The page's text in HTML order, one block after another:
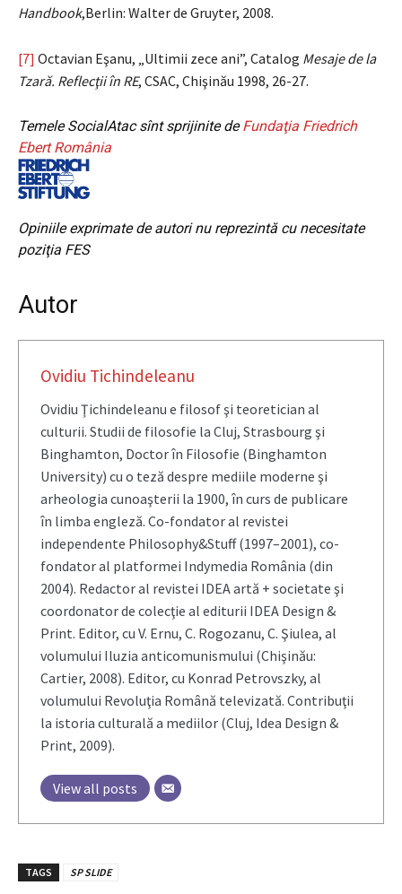
Handbook,Berlin: Walter de Gruyter, 2008.
[7] Octavian Eşanu, „Ultimii zece ani”, Catalog Mesaje de la
Tzară. Reflecţii în RE, CSAC, Chişinău 1998, 26-27.
Temele SocialAtac sînt sprijinite deFundaţia Friedrich
Ebert România
Opiniile exprimate de autori nu reprezintă cu necesitate
poziţia FES
Autor
Ovidiu Tichindeleanu
Ovidiu Ţichindeleanu e filosof şi teoretician al
culturii. Studii de filosofie la Cluj, Strasbourg şi
Binghamton, Doctor în Filosofie (Binghamton
University) cu o teză despre mediile moderne şi
arheologia cunoaşterii la 1900, în curs de publicare
în limba engleză. Co-fondator al revistei
independente Philosophy&Stuff (1997–2001), co-
fondator al platformei Indymedia România (din
2004). Redactor al revistei IDEA artă + societate şi
coordonator de colecţie al editurii IDEA Design &
Print. Editor, cu V. Ernu, C. Rogozanu, C. Şiulea, al
volumului Iluzia anticomunismului (Chişinău:
Cartier, 2008). Editor, cu Konrad Petrovszky, al
volumului Revoluţia Română televizată. Contribuţii
la istoria culturală a mediilor (Cluj, Idea Design &
Print, 2009).
View all posts
TAGS SP SLIDE